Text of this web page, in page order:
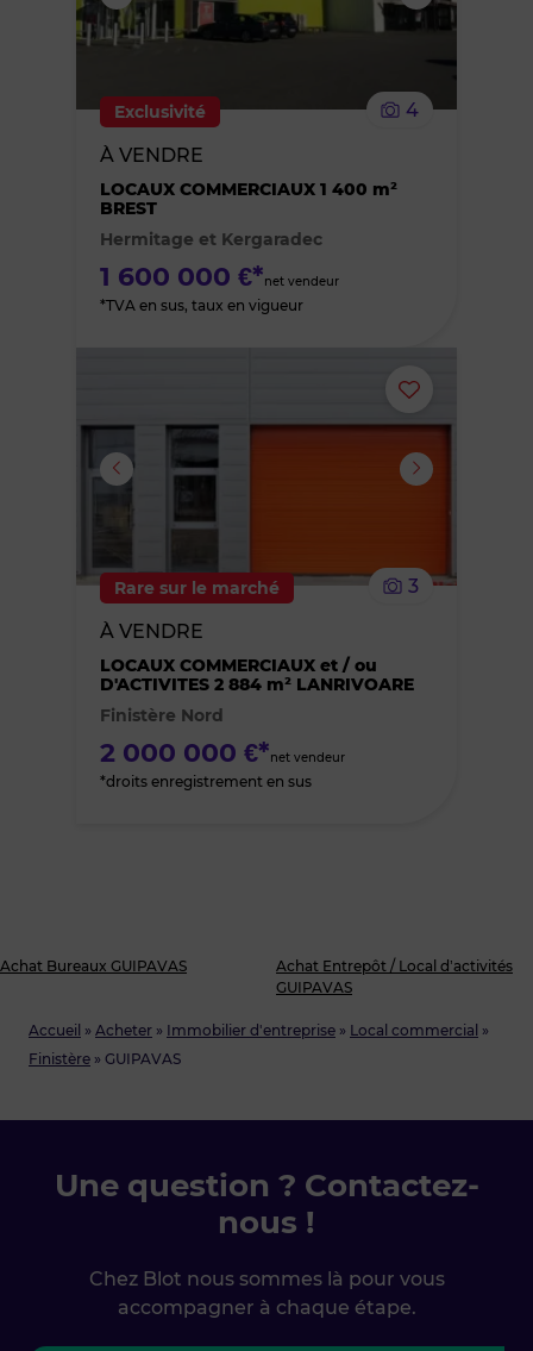
Accueil » Acheter » Immobilier d'entreprise » Local commercial »
Finistère » GUIPAVAS
supprimer
Exclusivité
4
À VENDRE
LOCAUX COMMERCIAUX 1 400 m²
BREST
Hermitage et Kergaradec
1 600 000 €*net vendeur
*TVA en sus, taux en vigueur
Ajouter
ou
Rare sur le marché
3
À VENDRE
LOCAUX COMMERCIAUX et / ou
D'ACTIVITES 2 884 m² LANRIVOARE
Finistère Nord
2 000 000 €*net vendeur
*droits enregistrement en sus
Achat Bureaux GUIPAVAS
Achat Entrepôt / Local d’activités
GUIPAVAS
Une question ? Contactez-
nous !
Chez Blot nous sommes là pour vous
accompagner à chaque étape.